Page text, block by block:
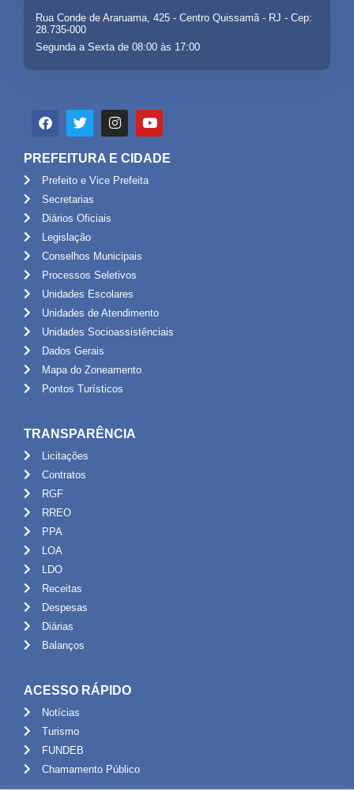
Rua Conde de Araruama, 425 - Centro Quissamã - RJ - Cep:
28.735-000
Segunda a Sexta de 08:00 às 17:00
PREFEITURA E CIDADE
Prefeito e Vice Prefeita
Secretarias
Diários Oficiais
Legislação
Conselhos Municipais
Processos Seletivos
Unidades Escolares
Unidades de Atendimento
Unidades Socioassistênciais
Dados Gerais
Mapa do Zoneamento
Pontos Turísticos
TRANSPARÊNCIA
Licitações
Contratos
RGF
RREO
PPA
LOA
LDO
Receitas
Despesas
Diárias
Balanços
ACESSO RÁPIDO
Notícias
Turismo
FUNDEB
Chamamento Público